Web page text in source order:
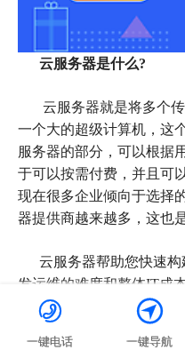
云服务器是什么?
云服务器就是将多个传
一个大的超级计算机，这
服务器的部分，可以根据
于可以按需付费，并且可
现在很多企业倾向于选择
器提供商越来越多，这也
云服务器帮助您快速构
发运维的难度和整体IT成
的创新。
其实购买云服务器真

一键电话

一键导航